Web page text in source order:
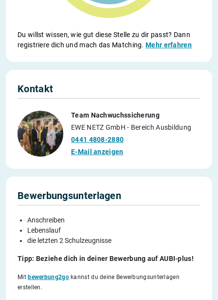
Du willst wissen, wie gut diese Stelle zu dir passt? Dann
registriere dich und mach das Matching.Mehr erfahren
Kontakt
Team Nachwuchssicherung
EWE NETZ GmbH - Bereich Ausbildung
0441 4808-2880
E-Mail anzeigen
Bewerbungsunterlagen
Anschreiben
Lebenslauf
die letzten 2 Schulzeugnisse
Tipp: Beziehe dich in deiner Bewerbung auf AUBI-plus!
Mitbewerbung2gokannst du deine Bewerbungsunterlagen
erstellen.